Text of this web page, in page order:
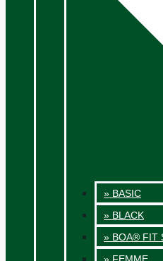
» BASIC
» BLACK
» BOA® FIT